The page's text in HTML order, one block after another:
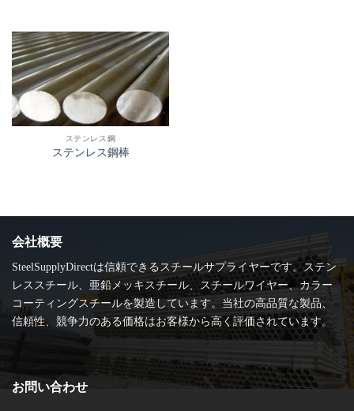
ステンレス鋼
ステンレス鋼棒
会社概要
SteelSupplyDirectは信頼できるスチールサプライヤーです。ステン
レススチール、亜鉛メッキスチール、スチールワイヤー、カラー
コーティングスチールを製造しています。当社の高品質な製品、
信頼性、競争力のある価格はお客様から高く評価されています。
お問い合わせ